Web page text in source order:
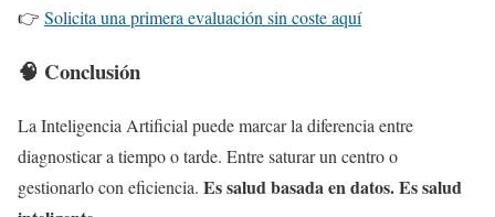
👉 Solicita una primera evaluación sin coste aquí
🧠 Conclusión
La Inteligencia Artificial puede marcar la diferencia entre
diagnosticar a tiempo o tarde. Entre saturar un centro o
gestionarlo con eficiencia. Es salud basada en datos. Es salud